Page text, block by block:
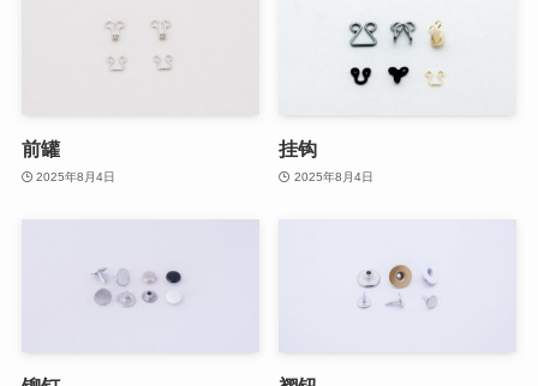
前罐
2025年8月4日
挂钩
2025年8月4日